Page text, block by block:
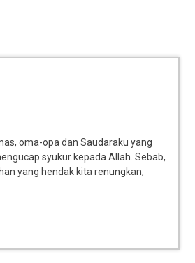
oma-opa dan Saudaraku yang
syukur kepada Allah. Sebab,
yang hendak kita renungkan,